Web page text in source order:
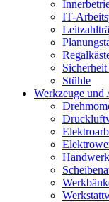
IT-
Stühle
Werkzeuge und